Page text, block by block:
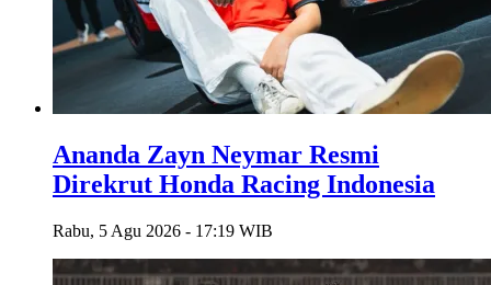
Ananda Zayn Neymar Resmi
Direkrut Honda Racing Indonesia
Rabu, 5 Agu 2026 - 17:19 WIB